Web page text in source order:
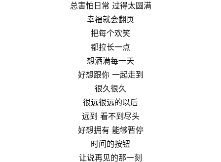
总害怕日常 过得太圆满
幸福就会翻页
把每个欢笑
都拉长一点
想洒满每一天
好想跟你 一起走到
很久很久
很远很远的以后
远到 看不到尽头
好想拥有 能够暂停
时间的按钮
让说再见的那一刻